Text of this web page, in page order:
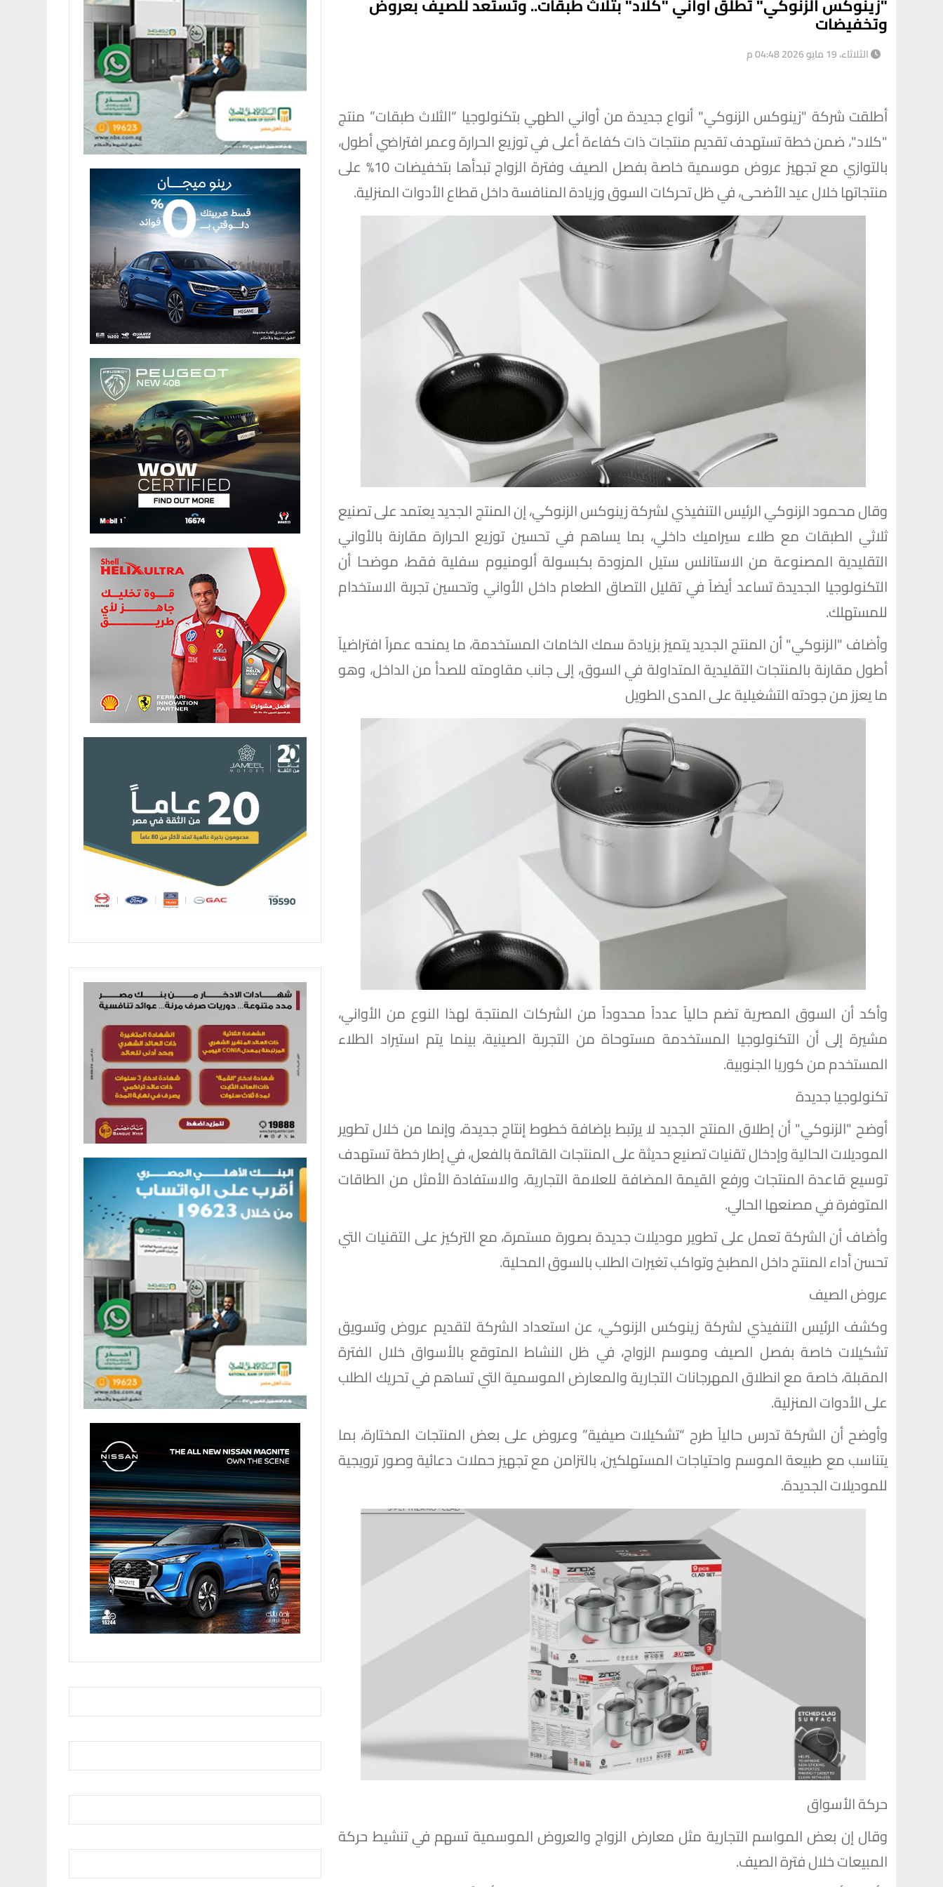
وتخفيضات
الثلاثاء، 19 مايو 2026 04:48 م
أطلقت شركة "زينوكس الزنوكي" أنواع جديدة من أواني الطهي بتكنولوجيا “الثلاث طبقات” منتج
"كلاد"، ضمن خطة تستهدف تقديم منتجات ذات كفاءة أعلى في توزيع الحرارة وعمر افتراضي أطول،
بالتوازي مع تجهيز عروض موسمية خاصة بفصل الصيف وفترة الزواج تبدأها بتخفيضات 10% على
منتجاتها خلال عيد الأضحى، في ظل تحركات السوق وزيادة المنافسة داخل قطاع الأدوات المنزلية.
وقال محمود الزنوكي الرئيس التنفيذي لشركة زينوكس الزنوكي، إن المنتج الجديد يعتمد على تصنيع
ثلاثي الطبقات مع طلاء سيراميك داخلي، بما يساهم في تحسين توزيع الحرارة مقارنة بالأواني
التقليدية المصنوعة من الاستانلس ستيل المزودة بكبسولة ألومنيوم سفلية فقط، موضحا أن
التكنولوجيا الجديدة تساعد أيضاً في تقليل التصاق الطعام داخل الأواني وتحسين تجربة الاستخدام
للمستهلك.
وأضاف "الزنوكي" أن المنتج الجديد يتميز بزيادة سمك الخامات المستخدمة، ما يمنحه عمراً افتراضياً
أطول مقارنة بالمنتجات التقليدية المتداولة في السوق، إلى جانب مقاومته للصدأ من الداخل، وهو
ما يعزز من جودته التشغيلية على المدى الطويل
وأكد أن السوق المصرية تضم حالياً عدداً محدوداً من الشركات المنتجة لهذا النوع من الأواني،
مشيرة إلى أن التكنولوجيا المستخدمة مستوحاة من التجربة الصينية، بينما يتم استيراد الطلاء
المستخدم من كوريا الجنوبية.
تكنولوجيا جديدة
أوضح "الزنوكي" أن إطلاق المنتج الجديد لا يرتبط بإضافة خطوط إنتاج جديدة، وإنما من خلال تطوير
الموديلات الحالية وإدخال تقنيات تصنيع حديثة على المنتجات القائمة بالفعل، في إطار خطة تستهدف
توسيع قاعدة المنتجات ورفع القيمة المضافة للعلامة التجارية، والاستفادة الأمثل من الطاقات
المتوفرة في مصنعها الحالي.
وأضاف أن الشركة تعمل على تطوير موديلات جديدة بصورة مستمرة، مع التركيز على التقنيات التي
تحسن أداء المنتج داخل المطبخ وتواكب تغيرات الطلب بالسوق المحلية.
عروض الصيف
وكشف الرئيس التنفيذي لشركة زينوكس الزنوكي، عن استعداد الشركة لتقديم عروض وتسويق
تشكيلات خاصة بفصل الصيف وموسم الزواج، في ظل النشاط المتوقع بالأسواق خلال الفترة
المقبلة، خاصة مع انطلاق المهرجانات التجارية والمعارض الموسمية التي تساهم في تحريك الطلب
على الأدوات المنزلية.
وأوضح أن الشركة تدرس حالياً طرح “تشكيلات صيفية” وعروض على بعض المنتجات المختارة، بما
يتناسب مع طبيعة الموسم واحتياجات المستهلكين، بالتزامن مع تجهيز حملات دعائية وصور ترويجية
للموديلات الجديدة.
حركة الأسواق
وقال إن بعض المواسم التجارية مثل معارض الزواج والعروض الموسمية تسهم في تنشيط حركة
المبيعات خلال فترة الصيف.